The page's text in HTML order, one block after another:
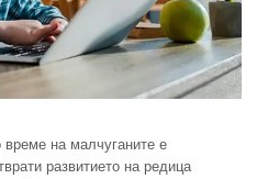
време на малчуганите е
развитието на редица